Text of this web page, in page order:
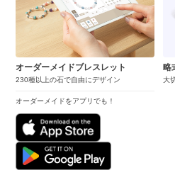
オーダーメイドブレスレット
230種以上の石で自由にデザイン
オーダーメイドをアプリでも！
略
大